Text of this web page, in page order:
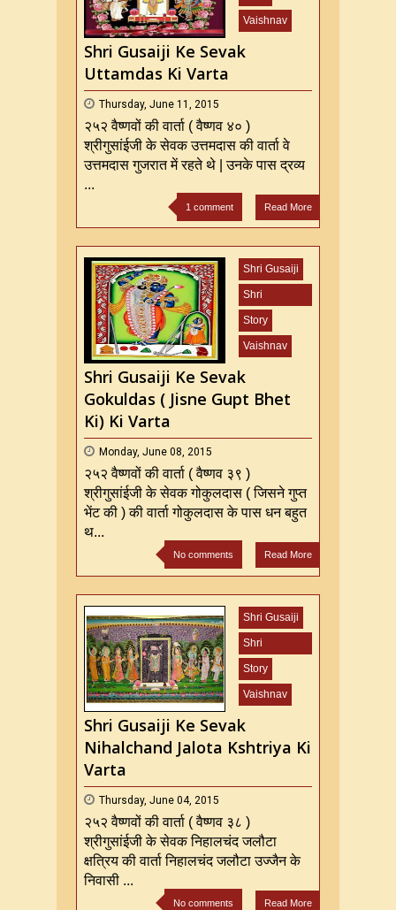
ji
Vaishnav
Shri Gusaiji Ke Sevak
Uttamdas Ki Varta
Thursday, June 11, 2015
२५२ वैष्णवों की वार्ता ( वैष्णव ४० )
श्रीगुसांईजी के सेवक उत्तमदास की वार्ता वे
उत्तमदास गुजरात में रहते थे | उनके पास द्रव्य
...
1 comment Read More
Shri Gusaiji
Shri
Mahaprabhu
ji
Story
Vaishnav
Shri Gusaiji Ke Sevak
Gokuldas ( Jisne Gupt Bhet
Ki) Ki Varta
Monday, June 08, 2015
२५२ वैष्णवों की वार्ता ( वैष्णव ३९ )
श्रीगुसांईजी के सेवक गोकुलदास ( जिसने गुप्त
भेंट की ) की वार्ता गोकुलदास के पास धन बहुत
थ...
No comments Read More
Shri Gusaiji
Shri
Mahaprabhu
ji
Story
Vaishnav
Shri Gusaiji Ke Sevak
Nihalchand Jalota Kshtriya Ki
Varta
Thursday, June 04, 2015
२५२ वैष्णवों की वार्ता ( वैष्णव ३८ )
श्रीगुसांईजी के सेवक निहालचंद जलौटा
क्षत्रिय की वार्ता निहालचंद जलौटा उज्जैन के
निवासी ...
No comments Read More